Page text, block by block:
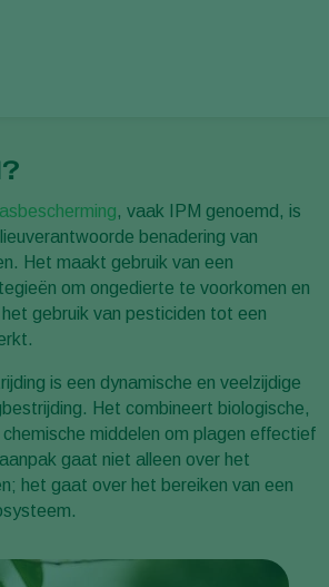
, vaak IPM genoemd, is
benadering van
Het maakt gebruik van een
om ongedierte te voorkomen en
gebruik van pesticiden tot een
is een dynamische en veelzijdige
Het combineert biologische,
middelen om plagen effectief
gaat niet alleen over het
het gaat over het bereiken van een